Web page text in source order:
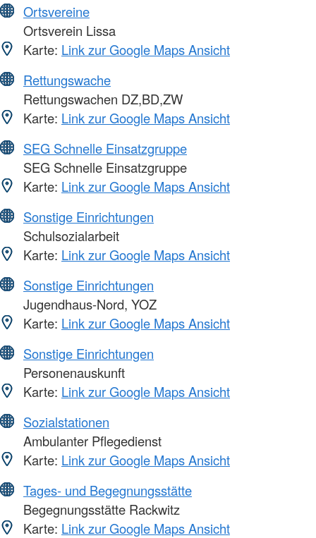
Ortsvereine
Ortsverein Lissa
Karte: Link zur Google Maps Ansicht
Rettungswache
Rettungswachen DZ,BD,ZW
Karte: Link zur Google Maps Ansicht
SEG Schnelle Einsatzgruppe
SEG Schnelle Einsatzgruppe
Karte: Link zur Google Maps Ansicht
Sonstige Einrichtungen
Schulsozialarbeit
Karte: Link zur Google Maps Ansicht
Sonstige Einrichtungen
Jugendhaus-Nord, YOZ
Karte: Link zur Google Maps Ansicht
Sonstige Einrichtungen
Personenauskunft
Karte: Link zur Google Maps Ansicht
Sozialstationen
Ambulanter Pflegedienst
Karte: Link zur Google Maps Ansicht
Tages- und Begegnungsstätte
Begegnungsstätte Rackwitz
Karte: Link zur Google Maps Ansicht